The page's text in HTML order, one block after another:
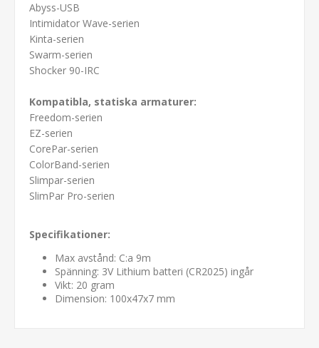
Abyss-USB
Intimidator Wave-serien
Kinta-serien
Swarm-serien
Shocker 90-IRC
Kompatibla, statiska armaturer:
Freedom-serien
EZ-serien
CorePar-serien
ColorBand-serien
Slimpar-serien
SlimPar Pro-serien
Specifikationer:
Max avstånd: C:a 9m
Spänning: 3V Lithium batteri (CR2025) ingår
Vikt: 20 gram
Dimension: 100x47x7 mm